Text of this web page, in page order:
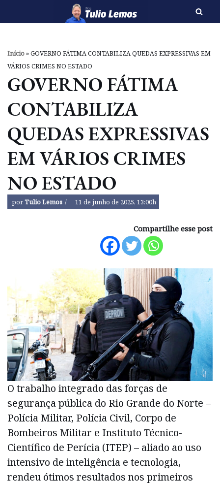
o
conteúdo
Início»GOVERNO FÁTIMA CONTABILIZA QUEDAS EXPRESSIVAS EM
VÁRIOS CRIMES NO ESTADO
GOVERNO FÁTIMA
CONTABILIZA
QUEDAS EXPRESSIVAS
EM VÁRIOS CRIMES
NO ESTADO
porTulio Lemos 11 de junho de 2025, 13:00h
Compartilhe esse post
O trabalho integrado das forças de
segurança pública do Rio Grande do Norte –
Polícia Militar, Polícia Civil, Corpo de
Bombeiros Militar e Instituto Técnico-
Científico de Perícia (ITEP) – aliado ao uso
intensivo de inteligência e tecnologia,
rendeu ótimos resultados nos primeiros